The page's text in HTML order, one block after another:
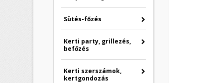
Sütés-főzés
Kerti party, grillezés,
befőzés
Kerti szerszámok,
kertgondozás